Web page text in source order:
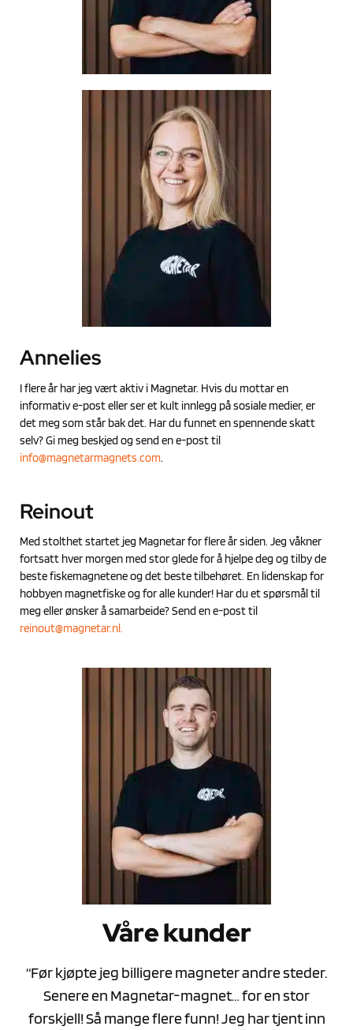
Annelies
I flere år har jeg vært aktiv i Magnetar. Hvis du mottar en
informativ e-post eller ser et kult innlegg på sosiale medier, er
det meg som står bak det. Har du funnet en spennende skatt
selv? Gi meg beskjed og send en e-post til
info@magnetarmagnets.com.
Reinout
Med stolthet startet jeg Magnetar for flere år siden. Jeg våkner
fortsatt hver morgen med stor glede for å hjelpe deg og tilby de
beste fiskemagnetene og det beste tilbehøret. En lidenskap for
hobbyen magnetfiske og for alle kunder! Har du et spørsmål til
meg eller ønsker å samarbeide? Send en e-post til
reinout@magnetar.nl.
Våre kunder
“Før kjøpte jeg billigere magneter andre steder.
Senere en Magnetar-magnet… for en stor
forskjell! Så mange flere funn! Jeg har tjent inn